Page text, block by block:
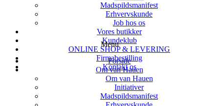
Madspildsmanifest
Erhvervskunde
Job hos os
Vores butikker
Kundeklub
ONLINE SHOP & LEVERING
Firmabestilling
Kontakt os
Menu
Forside
Om van Hauen
Om van Hauen
Initiativer
Madspildsmanifest